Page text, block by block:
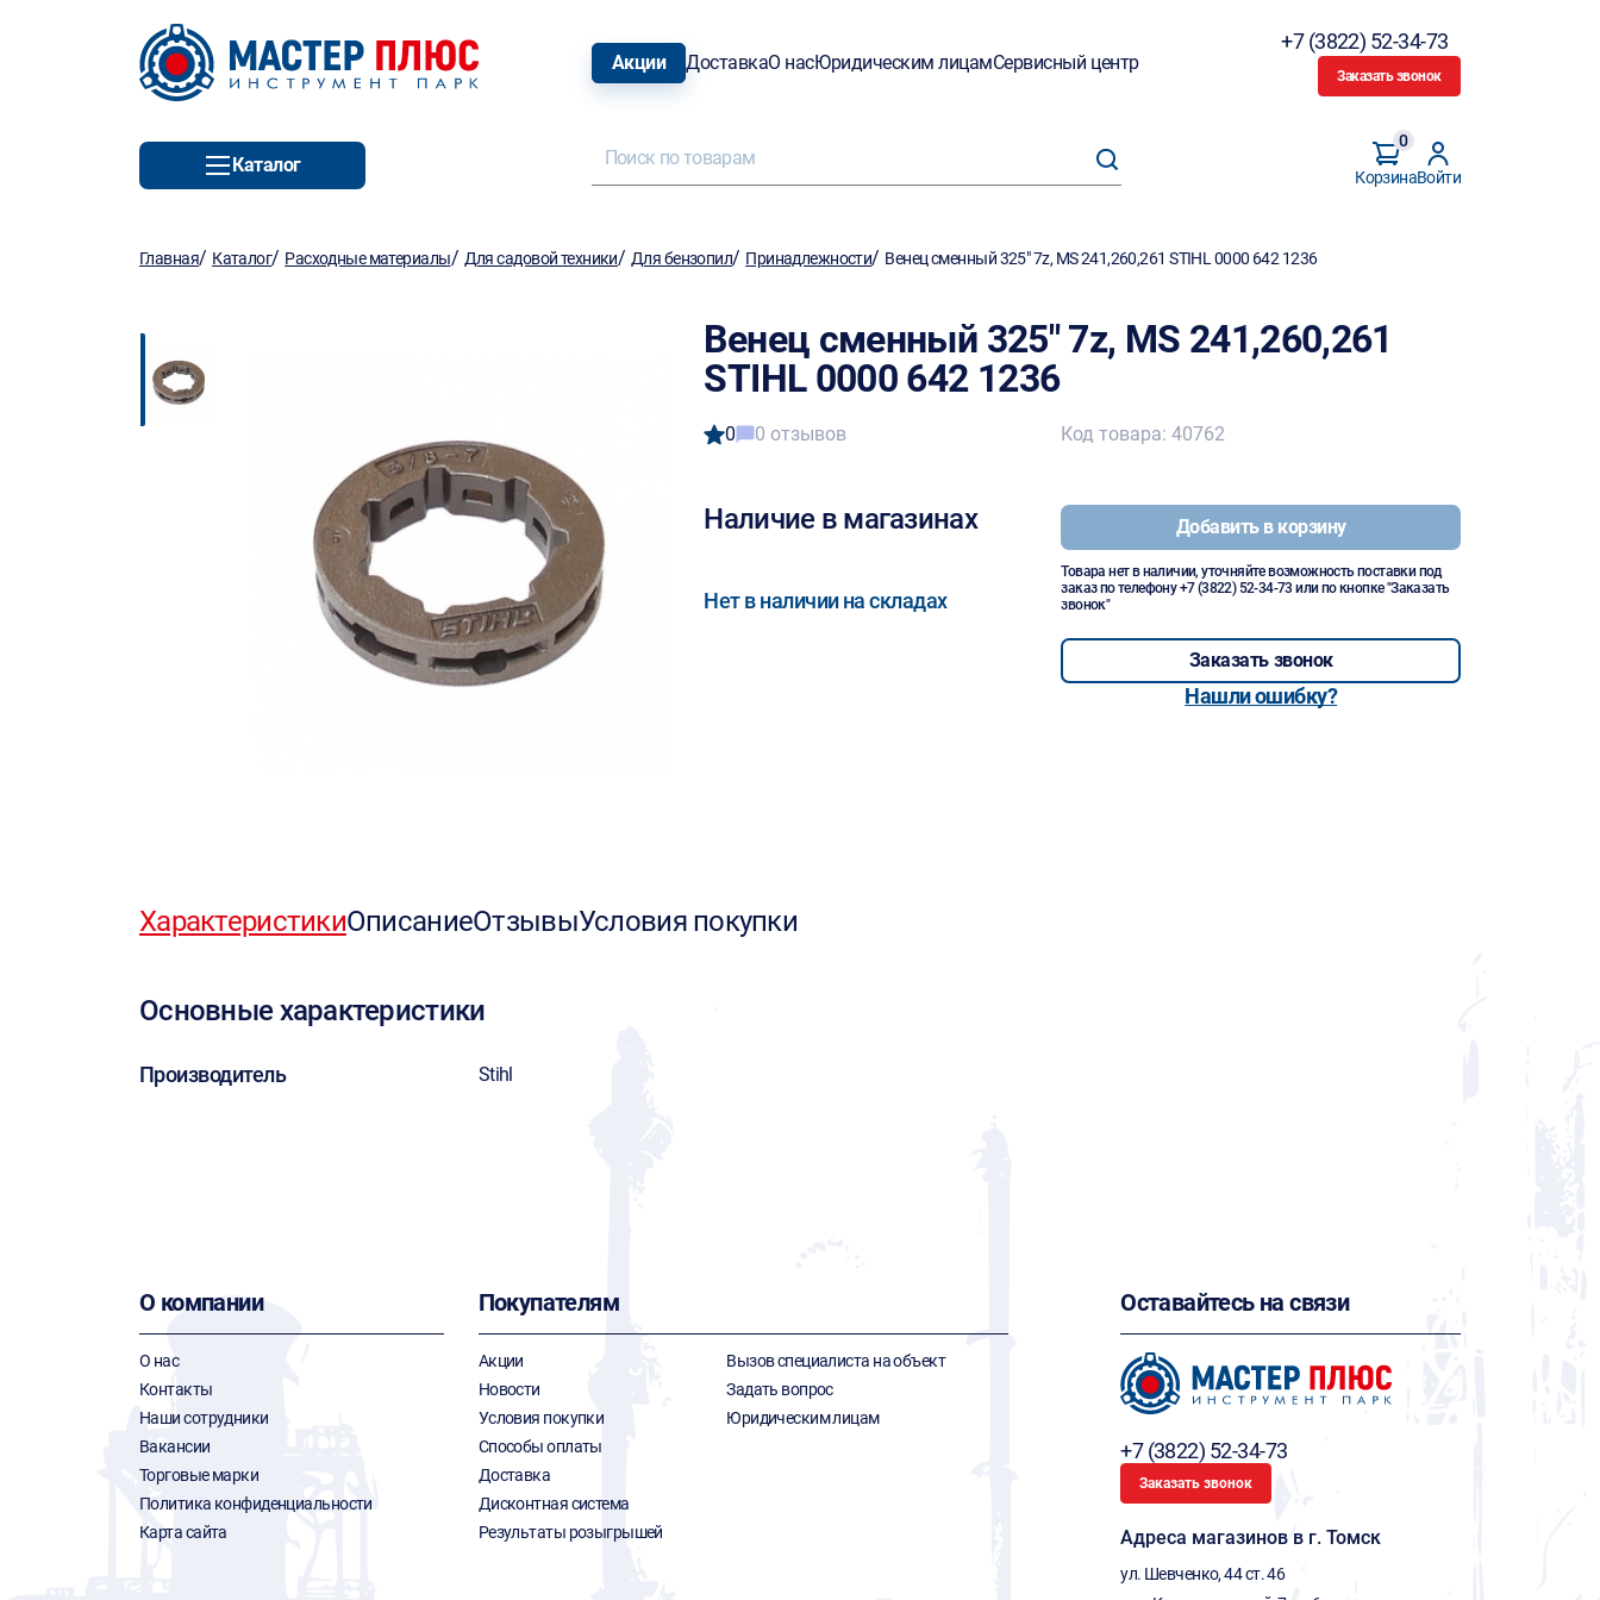
Акции ДоставкаО насЮридическим лицамСервисный центр
+7 (3822) 52-34-73
Заказать звонок
Каталог
Корзина
0
Войти
Главная/ Каталог/ Расходные материалы/ Для садовой техники/ Для бензопил/ Принадлежности/ Венец сменный 325" 7z, MS 241,260,261 STIHL 0000 642 1236
Венец сменный 325" 7z, MS 241,260,261
STIHL 0000 642 1236
0 0 отзывов
Наличие в магазинах
Нет в наличии на складах
Код товара: 40762
Добавить в корзину
Товара нет в наличии, уточняйте возможность поставки под
заказ по телефону+7 (3822) 52-34-73 или по кнопке "Заказать
звонок"
Заказать звонок
Нашли ошибку?
ХарактеристикиОписаниеОтзывыУсловия покупки
Основные характеристики
Производитель Stihl
О компании
О нас
Контакты
Наши сотрудники
Вакансии
Торговые марки
Политика конфиденциальности
Карта сайта
Покупателям
Акции
Новости
Условия покупки
Способы оплаты
Доставка
Дисконтная система
Результаты розыгрышей
Вызов специалиста на объект
Задать вопрос
Юридическим лицам
Оставайтесь на связи
+7 (3822) 52-34-73
Заказать звонок
Адреса магазинов в г. Томск
ул. Шевченко, 44 ст. 46